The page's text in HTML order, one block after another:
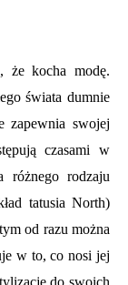
że kocha modę.
świata dumnie
zapewnia swojej
czasami w
różnego rodzaju
tatusia North)
od razu można
w to, co nosi jej
do swoich